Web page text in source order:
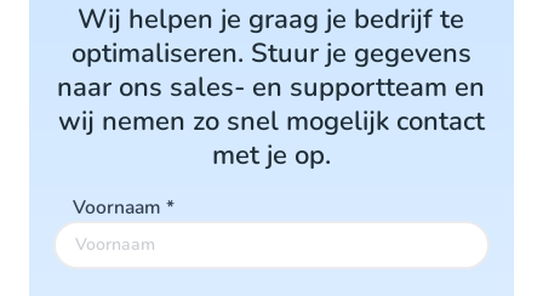
​Wij helpen je graag je bedrijf te
optimaliseren. Stuur je gegevens
naar ons sales- en supportteam en
wij nemen zo snel mogelijk contact
met je op.
Voornaam *